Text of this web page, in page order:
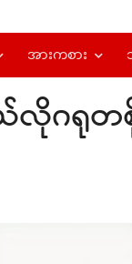
အားကစား
လိုဂရုတ